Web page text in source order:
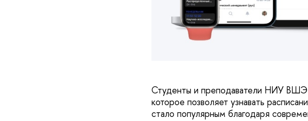
Студенты и преподаватели НИУ
которое позволяет узнавать
стало популярным благодаря